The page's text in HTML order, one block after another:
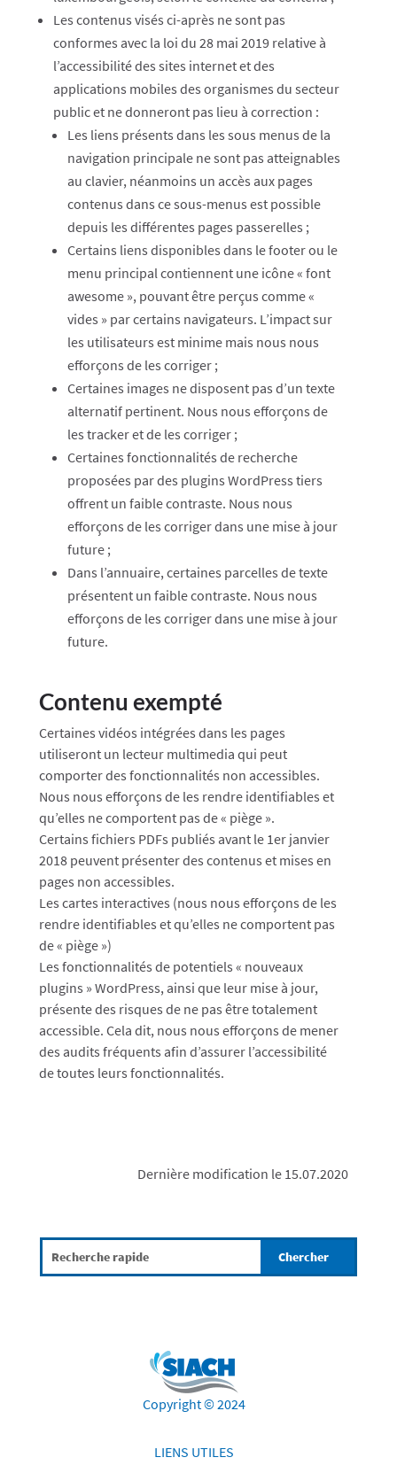
Les contenus visés ci-après ne sont pas
conformes avec la loi du 28 mai 2019 relative à
l’accessibilité des sites internet et des
applications mobiles des organismes du secteur
public et ne donneront pas lieu à correction :
Les liens présents dans les sous menus de la
navigation principale ne sont pas atteignables
au clavier, néanmoins un accès aux pages
contenus dans ce sous-menus est possible
depuis les différentes pages passerelles ;
Certains liens disponibles dans le footer ou le
menu principal contiennent une icône « font
awesome », pouvant être perçus comme «
vides » par certains navigateurs. L’impact sur
les utilisateurs est minime mais nous nous
efforçons de les corriger ;
Certaines images ne disposent pas d’un texte
alternatif pertinent. Nous nous efforçons de
les tracker et de les corriger ;
Certaines fonctionnalités de recherche
proposées par des plugins WordPress tiers
offrent un faible contraste. Nous nous
efforçons de les corriger dans une mise à jour
future ;
Dans l’annuaire, certaines parcelles de texte
présentent un faible contraste. Nous nous
efforçons de les corriger dans une mise à jour
future.
Contenu exempté
Certaines vidéos intégrées dans les pages
utiliseront un lecteur multimedia qui peut
comporter des fonctionnalités non accessibles.
Nous nous efforçons de les rendre identifiables et
qu’elles ne comportent pas de « piège ».
Certains fichiers PDFs publiés avant le 1er janvier
2018 peuvent présenter des contenus et mises en
pages non accessibles.
Les cartes interactives (nous nous efforçons de les
rendre identifiables et qu’elles ne comportent pas
de « piège »)
Les fonctionnalités de potentiels « nouveaux
plugins » WordPress, ainsi que leur mise à jour,
présente des risques de ne pas être totalement
accessible. Cela dit, nous nous efforçons de mener
des audits fréquents afin d’assurer l’accessibilité
de toutes leurs fonctionnalités.
Dernière modification le 15.07.2020
Copyright © 2024
LIENS UTILES